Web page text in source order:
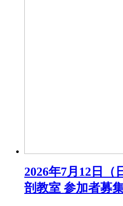
2026年7月12日
剖教室 参加者募集